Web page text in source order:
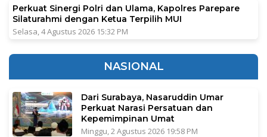
Perkuat Sinergi Polri dan Ulama, Kapolres Parepare
Silaturahmi dengan Ketua Terpilih MUI
Selasa, 4 Agustus 2026 15:32 PM
NASIONAL
Dari Surabaya, Nasaruddin Umar
Perkuat Narasi Persatuan dan
Kepemimpinan Umat
Minggu, 2 Agustus 2026 19:58 PM